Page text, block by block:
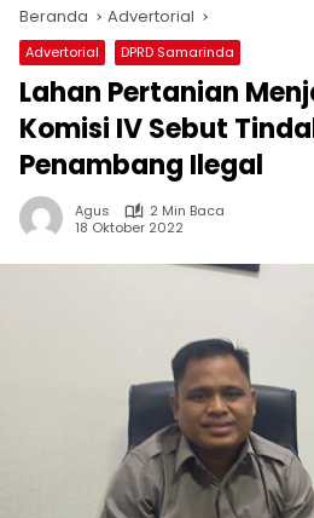
Beranda Advertorial
Advertorial DPRD Samarinda
Lahan Pertanian
Komisi IV Sebut
Penambang Ilegal
Agus
2 Min Baca
18 Oktober 2022